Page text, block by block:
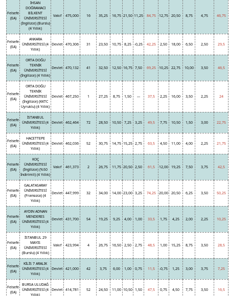
Felsefe
(EA)
İHSAN
DOĞRAMACI
BİLKENT
ÜNİVERSİTESİ
(İngilizce) (Burslu)
(4 Yıllık)
Vakıf 475,000 16 35,25 16,75 21,50 11,25 84,75 12,75 20,50 8,75 4,75 46,75
Felsefe
(EA)
ANKARA
ÜNİVERSİTESİ (4
Yıllık)
Devlet 470,306 31 23,50 10,75 8,25 -0,25 42,25 2,50 18,00 6,50 2,50 29,5
Felsefe
(EA)
ORTA DOĞU
TEKNİK
ÜNİVERSİTESİ
(İngilizce) (4 Yıllık)
Devlet 470,132 41 32,50 12,50 16,75 7,50 69,25 10,25 22,75 10,00 3,50 46,5
Felsefe
(EA)
ORTA DOĞU
TEKNİK
ÜNİVERSİTESİ
(İngilizce) (KKTC
Uyruklu) (4 Yıllık)
Devlet 467,250 1 27,25 8,75 1,50 --- 37,5 2,25 16,00 3,50 2,25 24
Felsefe
(EA)
İSTANBUL
ÜNİVERSİTESİ (4
Yıllık)
Devlet 462,464 72 28,50 10,50 7,25 3,25 49,5 7,75 10,50 1,50 3,00 22,75
Felsefe
(EA)
HACETTEPE
ÜNİVERSİTESİ (4
Yıllık)
Devlet 462,036 52 30,75 14,75 15,25 2,75 63,5 4,50 11,00 4,00 2,25 21,75
Felsefe
(EA)
KOÇ
ÜNİVERSİTESİ
(İngilizce) (%50
İndirimli) (4 Yıllık)
Vakıf 461,373 2 26,75 11,75 20,50 2,50 61,5 12,00 19,25 7,50 3,75 42,5
Felsefe
(EA)
GALATASARAY
ÜNİVERSİTESİ
(Fransızca) (4
Yıllık)
Devlet 447,999 32 34,00 14,00 23,00 3,25 74,25 20,00 20,50 6,25 3,50 50,25
Felsefe
(EA)
AYDIN ADNAN
MENDERES
ÜNİVERSİTESİ (4
Yıllık)
Devlet 431,700 54 19,25 9,25 4,00 1,00 33,5 1,75 4,25 2,00 2,25 10,25
Felsefe
(EA)
İSTANBUL 29
MAYIS
ÜNİVERSİTESİ
(Burslu) (4 Yıllık)
Vakıf 423,994 4 26,75 16,50 2,50 2,75 48,5 1,00 15,25 8,75 3,50 28,5
Felsefe
(EA)
KİLİS 7 ARALIK
ÜNİVERSİTESİ (4
Yıllık)
Devlet 421,000 42 3,75 6,00 1,00 0,75 11,5 -0,75 1,25 3,00 3,75 7,25
Felsefe
(EA)
BURSA ULUDAĞ
ÜNİVERSİTESİ (4
Yıllık)
Devlet 414,781 52 24,50 11,00 10,50 1,50 47,5 0,75 4,50 7,75 3,50 16,5